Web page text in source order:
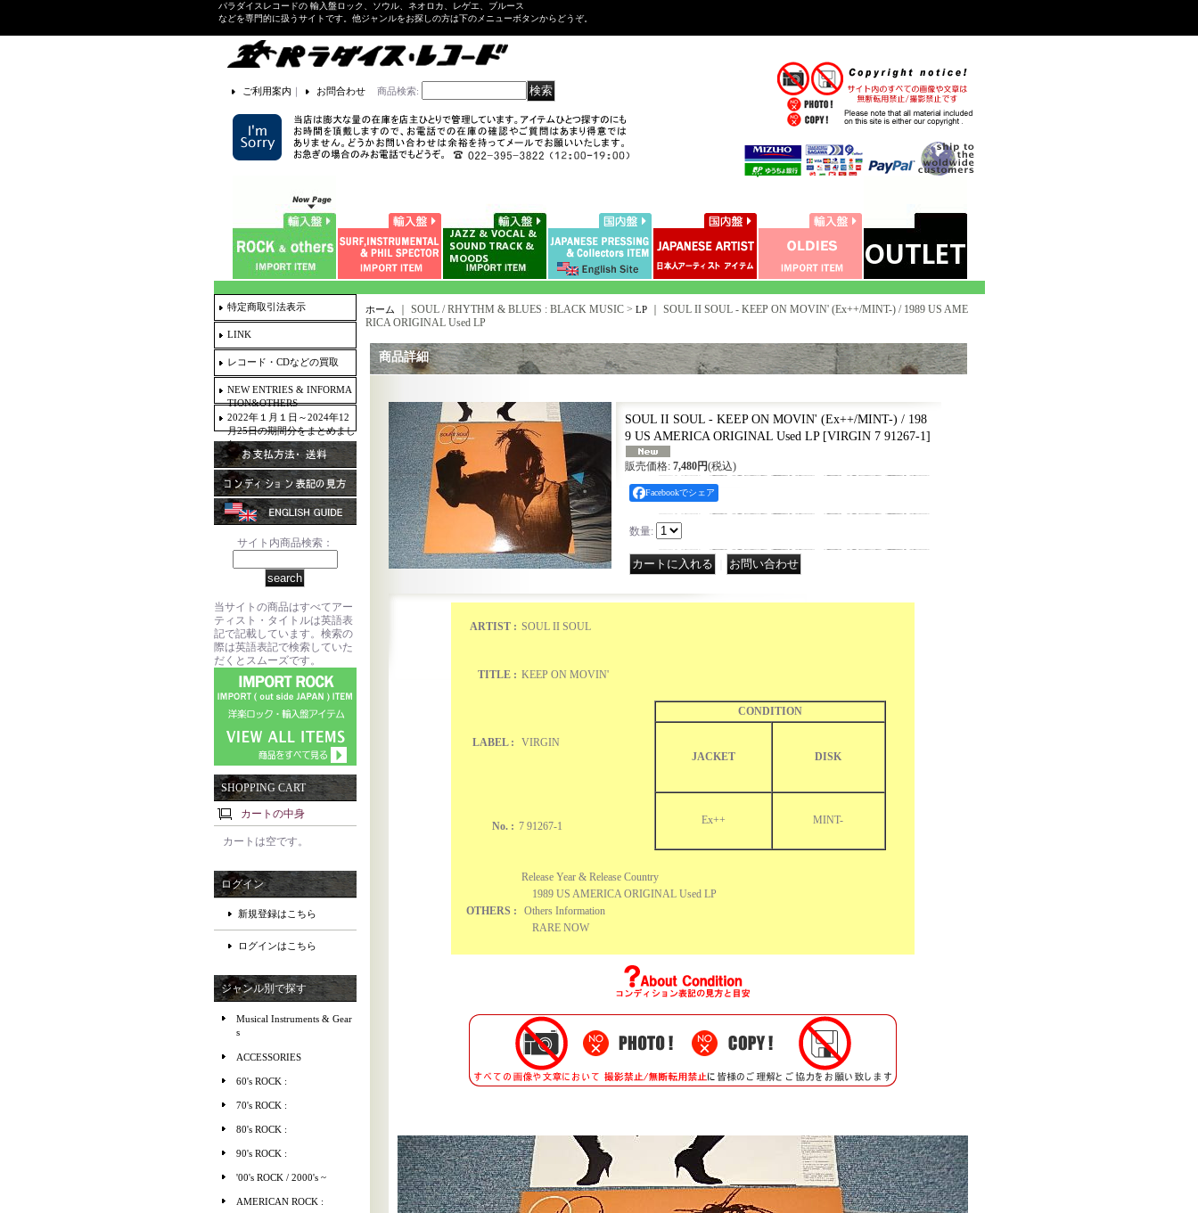
パラダイスレコードの 輸入盤ロック、ソウル、ネオロカ、レゲエ、ブルース
などを専門的に扱うサイトです。他ジャンルをお探しの方は下のメニューボタンからどうぞ。
ご利用案内 ｜ お問合わせ 商品検索:
特定商取引法表示
LINK
レコード・CDなどの買取
NEW ENTRIES & INFORMA
TION&OTHERS
2022年１月１日～2024年12
月25日の期間分をまとめまし
た。
サイト内商品検索：
当サイトの商品はすべてアー
ティスト・タイトルは英語表
記で記載しています。検索の
際は英語表記で検索していた
だくとスムーズです。
SHOPPING CART
カートの中身
カートは空です。
ログイン
新規登録はこちら
ログインはこちら
ジャンル別で探す
Musical Instruments & Gear
s
ACCESSORIES
60's ROCK :
70's ROCK :
80's ROCK :
90's ROCK :
'00's ROCK / 2000's ~
AMERICAN ROCK :
ホーム ｜ SOUL / RHYTHM & BLUES : BLACK MUSIC > LP
SOUL II SOUL - KEEP ON MOVIN' (Ex++/MINT-) / 1989 US AME
RICA ORIGINAL Used LP
商品詳細
SOUL II SOUL - KEEP ON MOVIN' (Ex++/MINT-) / 198
9 US AMERICA ORIGINAL Used LP [VIRGIN 7 91267-1]
販売価格: 7,480円(税込)
Facebookでシェア
数量:
ARTIST : SOUL II SOUL
TITLE : KEEP ON MOVIN'
LABEL : VIRGIN
CONDITION
JACKET DISK
Ex++ MINT-
No. : 7 91267-1
OTHERS :
Release Year & Release Country
1989 US AMERICA ORIGINAL Used LP
Others Information
RARE NOW